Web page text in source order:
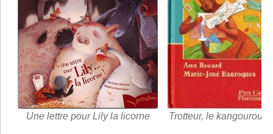
Une lettre pour Lily la licorne Trotteur, le kangourou